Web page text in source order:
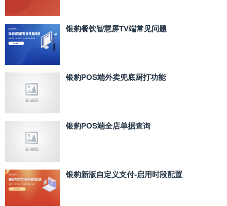
银豹餐饮智慧屏TV端常见问题
银豹POS端外卖兜底厨打功能
银豹POS端全店单据查询
银豹新版自定义支付‑启用时段配置